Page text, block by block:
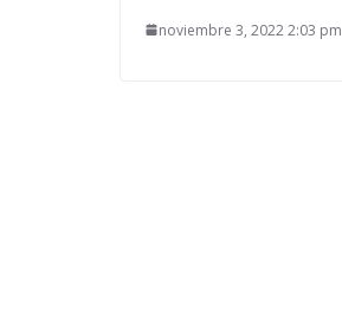
noviembre 3, 2022 2:03 pm